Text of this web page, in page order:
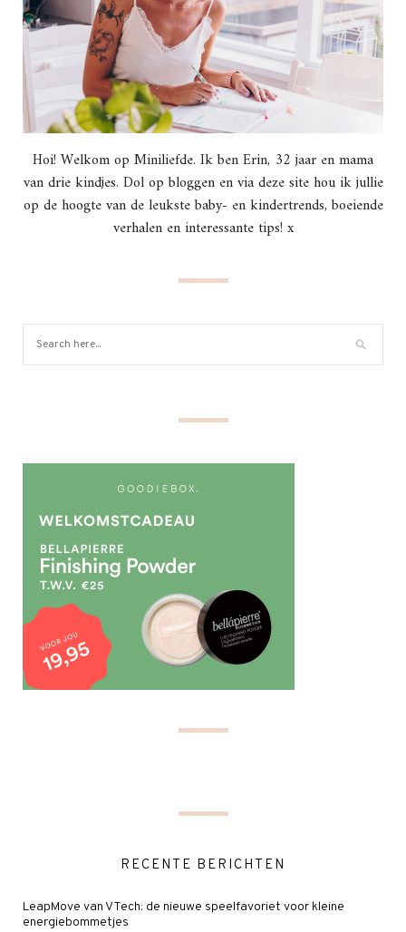
Hoi! Welkom op Miniliefde. Ik ben Erin, 32 jaar en mama
van drie kindjes. Dol op bloggen en via deze site hou ik jullie
op de hoogte van de leukste baby- en kindertrends, boeiende
verhalen en interessante tips! x
RECENTE BERICHTEN
LeapMove van VTech: de nieuwe speelfavoriet voor kleine
energiebommetjes